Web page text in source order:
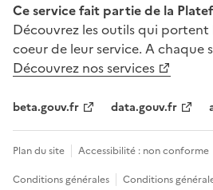
Ce service fait partie de la
Découvrez les outils qui portent
coeur de leur service. A chaque
Découvrez nos services
beta.gouv.fr data.gouv.fr
Plan du site Accessibilité : non conforme
Conditions générales
Conditions